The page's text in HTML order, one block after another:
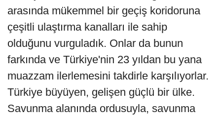
arasında mükemmel bir geçiş koridoruna
çeşitli ulaştırma kanalları ile sahip
olduğunu vurguladık. Onlar da bunun
farkında ve Türkiye'nin 23 yıldan bu yana
muazzam ilerlemesini takdirle karşılıyorlar.
Türkiye büyüyen, gelişen güçlü bir ülke.
Savunma alanında ordusuyla, savunma